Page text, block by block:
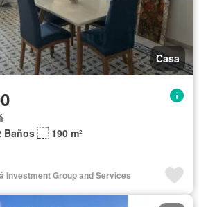
Casa
Baños
190 m²
Investment Group and Services